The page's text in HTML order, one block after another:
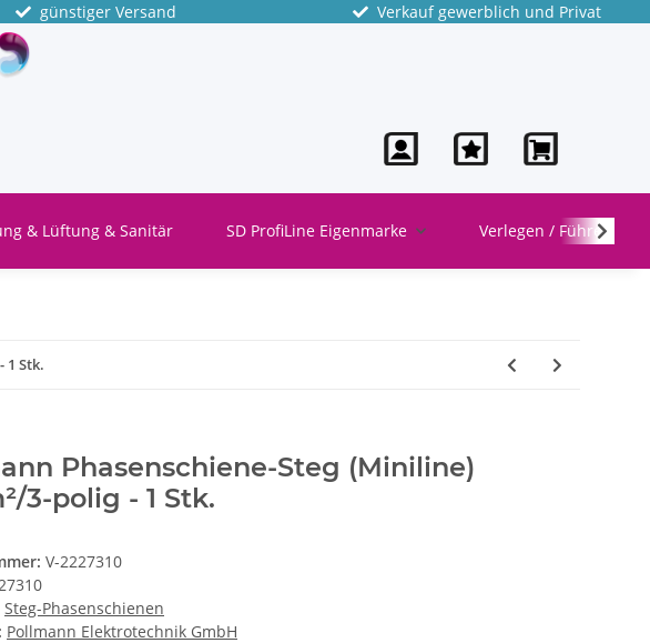
günstiger Versand Verkauf gewerblich und Privat
& Lüftung & Sanitär SD ProfiLine Eigenmarke Verlegen / Führen
1 Stk.
Phasenschiene-Steg (Miniline)
3-polig - 1 Stk.
V-2227310
Steg-Phasenschienen
Pollmann Elektrotechnik GmbH